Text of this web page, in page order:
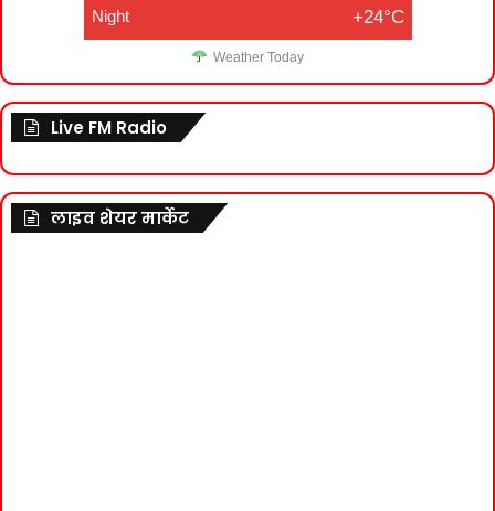
Night +24°C
Weather Today
Live FM Radio
लाइव शेयर मार्केट